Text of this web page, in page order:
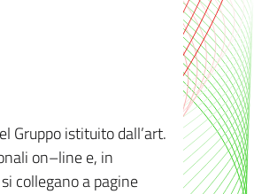
Gruppo istituito dall’art.
on–line e, in
collegano a pagine